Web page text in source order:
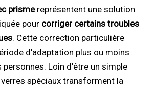
prismereprésentent une solution
pour corriger certains troubles
. Cette correction particulière
d’adaptation plus ou moins
Loin d’être un simple
spéciaux transforment la